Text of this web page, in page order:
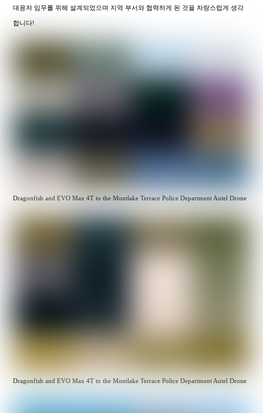
대응자 임무를 위해 설계되었으며 지역 부서와 협력하게 된 것을 자랑스럽게 생각
합니다!
Dragonfish and EVO Max 4T to the Montlake Terrace Police Department Autel Drone
Dragonfish and EVO Max 4T to the Montlake Terrace Police Department Autel Drone